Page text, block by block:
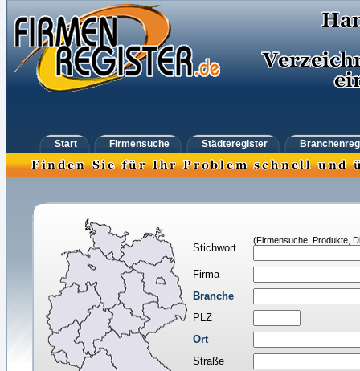
Start Firmensuche Städteregister
Stichwort
(Firmensuche, Produkte,
Firma
Branche
PLZ
Ort
Straße